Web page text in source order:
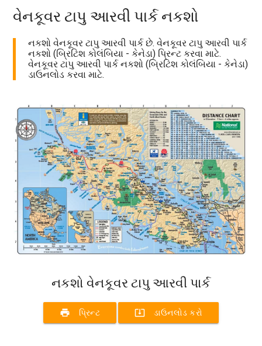
વેનકૂવર ટાપુ આરવી પાર્ક નકશો
નકશો વેનકૂવર ટાપુ આરવી પાર્ક છે. વેનકૂવર ટાપુ આરવી પાર્ક
નકશો (બ્રિટિશ કોલંબિયા - કેનેડા) પ્રિન્ટ કરવા માટે.
વેનકૂવર ટાપુ આરવી પાર્ક નકશો (બ્રિટિશ કોલંબિયા - કેનેડા)
ડાઉનલોડ કરવા માટે.
નકશો વેનકૂવર ટાપુ આરવી પાર્ક
print પ્રિન્ટ system_update_alt ડાઉનલોડ કરો